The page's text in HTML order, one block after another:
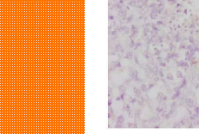
麻布大学で第
平成20年度
HACCPと最
APVS開催で
麻布大学で